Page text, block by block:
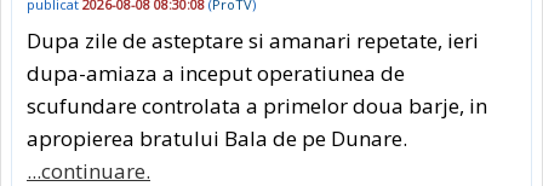
publicat 2026-08-08 08:30:08 (ProTV)
Dupa zile de asteptare si amanari repetate, ieri
dupa-amiaza a inceput operatiunea de
scufundare controlata a primelor doua barje, in
apropierea bratului Bala de pe Dunare.
...continuare.